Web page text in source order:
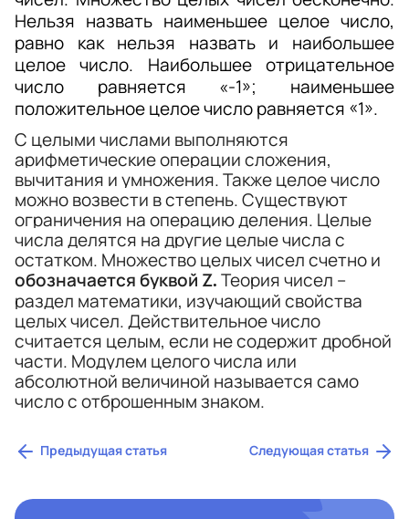
Нельзя назвать наименьшее целое число,
равно как нельзя назвать и наибольшее
целое число. Наибольшее отрицательное
число равняется «-1»; наименьшее
положительное целое число равняется «1».
С целыми числами выполняются
арифметические операции сложения,
вычитания и умножения. Также целое число
можно возвести в степень. Существуют
ограничения на операцию деления. Целые
числа делятся на другие целые числа с
обозначается буквой Z. Теория чисел –
раздел математики, изучающий свойства
целых чисел. Действительное число
считается целым, если не содержит дробной
части. Модулем целого числа или
абсолютной величиной называется само
число с отброшенным знаком.
Предыдущая статья Следующая статья